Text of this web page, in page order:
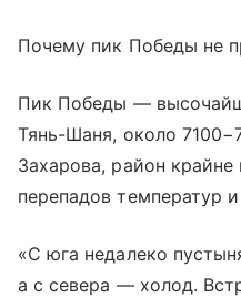
Почему пик Победы не
Пик Победы —
Тянь-Шаня, около
Захарова, район крайне
перепадов температур
«С юга недалеко
а с севера — холод.